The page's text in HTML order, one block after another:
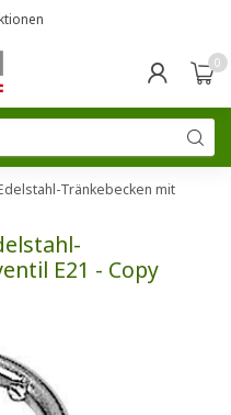
0
Tränkebecken mit
E21 - Copy